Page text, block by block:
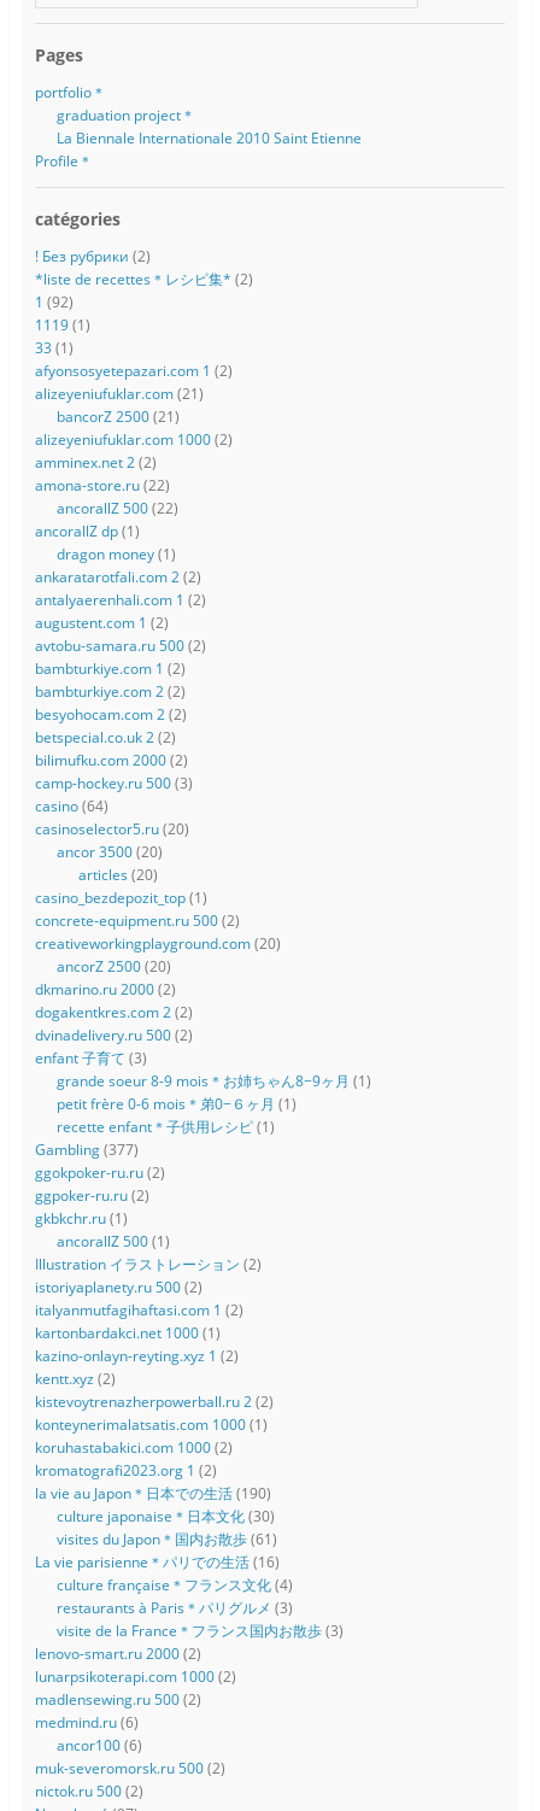
Pages
portfolio＊
graduation project＊
La Biennale Internationale 2010 Saint Etienne
Profile＊
catégories
! Без рубрики (2)
*liste de recettes＊レシピ集* (2)
1 (92)
1119(1)
33 (1)
afyonsosyetepazari.com 1 (2)
alizeyeniufuklar.com(21)
bancorZ 2500(21)
alizeyeniufuklar.com 1000(2)
amminex.net 2(2)
amona-store.ru(22)
ancorallZ 500(22)
ancorallZ dp(1)
dragon money(1)
ankaratarotfali.com 2(2)
antalyaerenhali.com 1 (2)
augustent.com 1 (2)
avtobu-samara.ru 500(2)
bambturkiye.com 1 (2)
bambturkiye.com 2(2)
besyohocam.com 2(2)
betspecial.co.uk 2(2)
bilimufku.com 2000(2)
camp-hockey.ru 500(3)
casino(64)
casinoselector5.ru(20)
ancor 3500(20)
articles (20)
casino_bezdepozit_top(1)
concrete-equipment.ru 500(2)
creativeworkingplayground.com(20)
ancorZ 2500(20)
dkmarino.ru 2000(2)
dogakentkres.com 2(2)
dvinadelivery.ru 500(2)
enfant 子育て (3)
grande soeur 8-9 mois＊お姉ちゃん8−9ヶ月 (1)
petit frère 0-6 mois＊弟0−６ヶ月 (1)
recette enfant＊子供用レシピ(1)
Gambling(377)
ggokpoker-ru.ru(2)
ggpoker-ru.ru(2)
gkbkchr.ru(1)
ancorallZ 500(1)
Illustration イラストレーション (2)
istoriyaplanety.ru 500(2)
italyanmutfagihaftasi.com 1 (2)
kartonbardakci.net 1000(1)
kazino-onlayn-reyting.xyz 1 (2)
kentt.xyz (2)
kistevoytrenazherpowerball.ru 2(2)
konteynerimalatsatis.com 1000(1)
koruhastabakici.com 1000(2)
kromatografi2023.org 1 (2)
la vie au Japon＊日本での生活(190)
culture japonaise＊日本文化(30)
visites du Japon＊国内お散歩(61)
La vie parisienne＊パリでの生活(16)
culture française＊フランス文化(4)
restaurants à Paris＊パリグルメ (3)
visite de la France＊フランス国内お散歩(3)
lenovo-smart.ru 2000(2)
lunarpsikoterapi.com 1000(2)
madlensewing.ru 500(2)
medmind.ru(6)
ancor100(6)
muk-severomorsk.ru 500(2)
nictok.ru 500(2)